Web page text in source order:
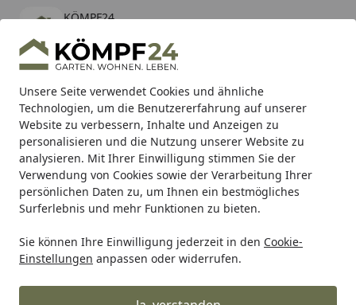
Unsere Seite verwendet Cookies und ähnliche
Technologien, um die Benutzererfahrung auf unserer
Website zu verbessern, Inhalte und Anzeigen zu
personalisieren und die Nutzung unserer Website zu
analysieren. Mit Ihrer Einwilligung stimmen Sie der
Verwendung von Cookies sowie der Verarbeitung Ihrer
persönlichen Daten zu, um Ihnen ein bestmögliches
Surferlebnis und mehr Funktionen zu bieten.
Sie können Ihre Einwilligung jederzeit in den Cookie-
Einstellungen anpassen oder widerrufen.
KÖMPF24
kostenlos - Im App Store
Hotline
Alle Produkte
Mein Konto
Suchen
Karibu Pools inkl. gratis Sandfilteranlage & Pool-
Starterset (Gesamtwert bis 468,99€)
Startseite
Maschinen & Werkstatt Elektrowerkzeuge Bohren &
Metallbohrer